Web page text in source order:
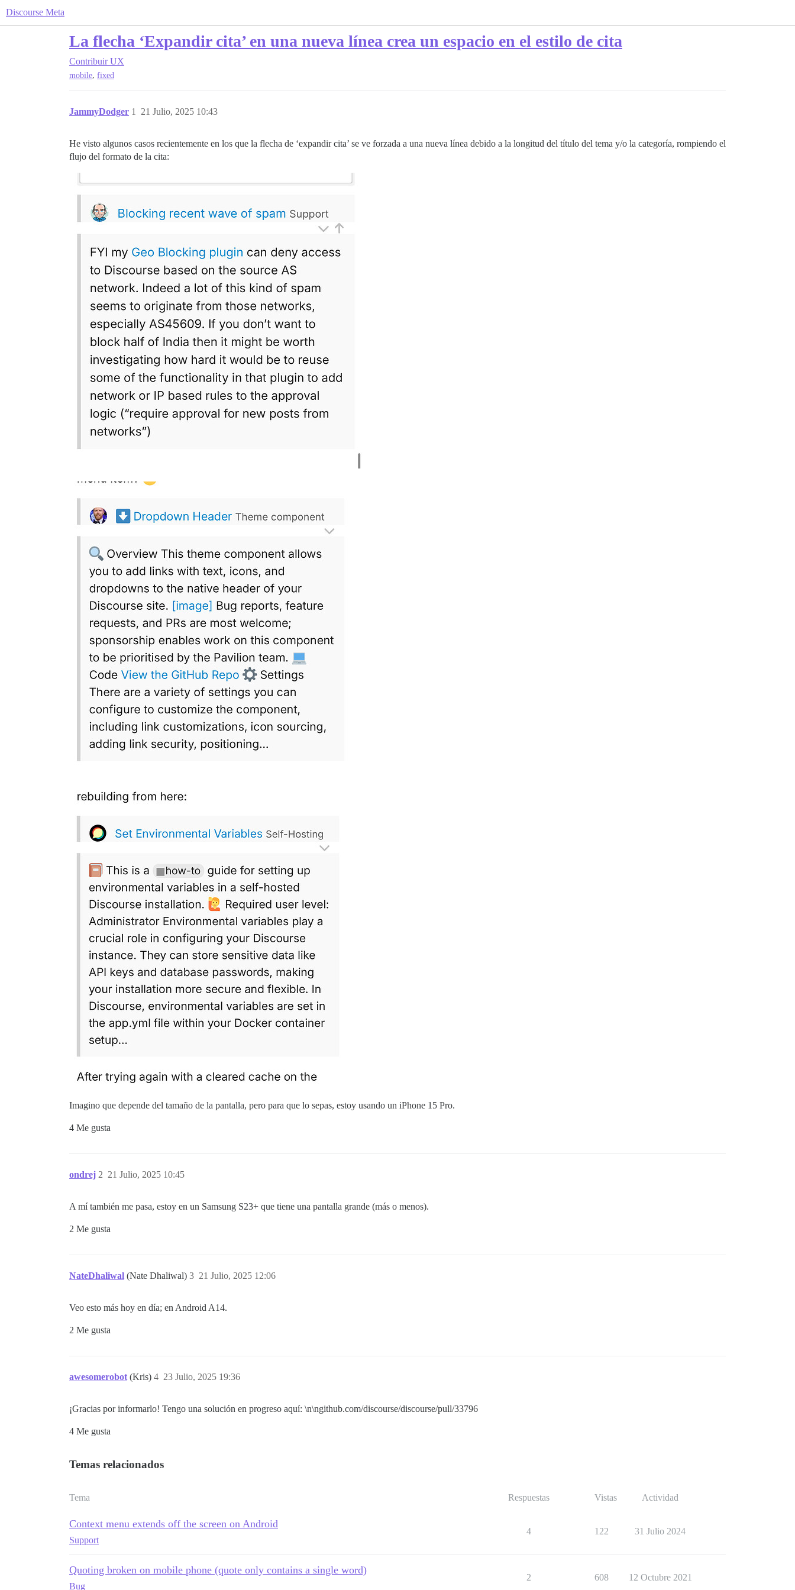
Discourse Meta
La flecha ‘Expandir cita’ en una nueva línea crea un espacio en el estilo de cita
Contribuir UX
mobile, fixed
JammyDodger 21 Julio, 2025 10:43
1
He visto algunos casos recientemente en los que la flecha de ‘expandir cita’ se ve forzada a una nueva línea debido a la longitud del título del tema y/o la categoría, rompiendo el
flujo del formato de la cita:
Imagino que depende del tamaño de la pantalla, pero para que lo sepas, estoy usando un iPhone 15 Pro.
4 Me gusta
ondrej 21 Julio, 2025 10:45
2
A mí también me pasa, estoy en un Samsung S23+ que tiene una pantalla grande (más o menos).
2 Me gusta
NateDhaliwal (Nate Dhaliwal) 21 Julio, 2025 12:06
3
Veo esto más hoy en día; en Android A14.
2 Me gusta
awesomerobot (Kris) 23 Julio, 2025 19:36
4
¡Gracias por informarlo! Tengo una solución en progreso aquí: \n\ngithub.com/discourse/discourse/pull/33796
4 Me gusta
Temas relacionados
Tema Respuestas Vistas Actividad
Context menu extends off the screen on Android
Support
4 122 31 Julio 2024
Quoting broken on mobile phone (quote only contains a single word)
Bug
2 608 12 Octubre 2021